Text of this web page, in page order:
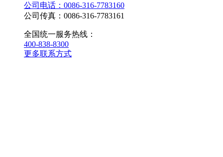
公司电话：0086-316-7783160
公司传真：0086-316-7783161
全国统一服务热线：
400-838-8300
更多联系方式